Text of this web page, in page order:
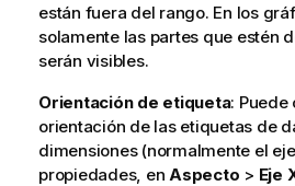
están fuera del rango. En los
solamente las partes que estén
serán visibles.
Orientación de etiqueta: Puede
orientación de las etiquetas de
dimensiones (normalmente el
propiedades, en Aspecto > Eje